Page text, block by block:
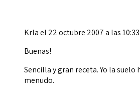
Krlael 22 octubre 2007 a las
Buenas!
Sencilla y gran receta. Yo la suelo
menudo.